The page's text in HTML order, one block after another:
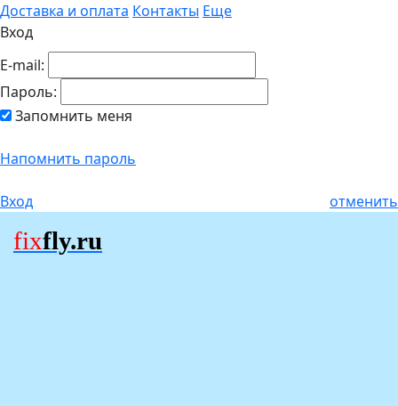
Доставка и оплата Контакты Еще
Вход
E-mail:
Пароль:
Запомнить меня
Напомнить пароль
Вход отменить
fixfly.ru